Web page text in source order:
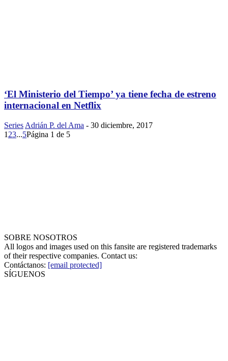
‘El Ministerio del Tiempo’ ya tiene fecha de estreno
internacional en Netflix
Series Adrián P. del Ama - 30 diciembre, 2017
1 23...5Página 1 de 5
SOBRE NOSOTROS
All logos and images used on this fansite are registered trademarks
of their respective companies. Contact us:
Contáctanos: [email protected]
SÍGUENOS